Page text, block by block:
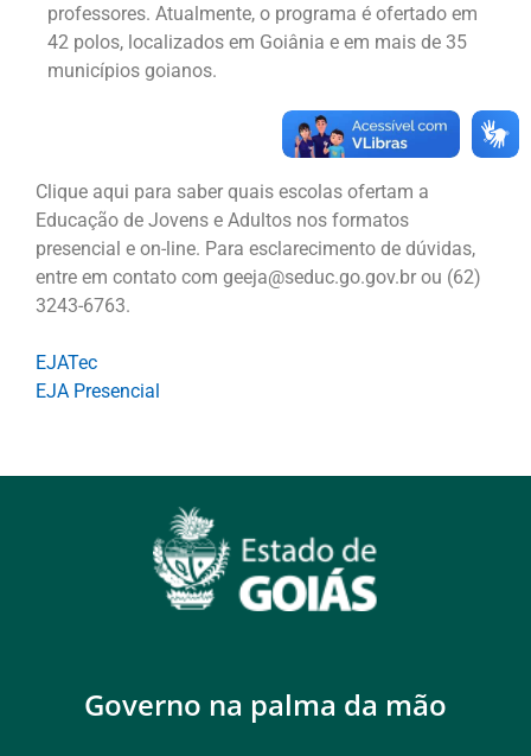
professores. Atualmente, o programa é ofertado em
42 polos, localizados em Goiânia e em mais de 35
municípios goianos.
Clique aqui para saber quais escolas ofertam a
Educação de Jovens e Adultos nos formatos
presencial e on-line. Para esclarecimento de dúvidas,
entre em contato com geeja@seduc.go.gov.br ou (62)
3243-6763.
EJATec
EJA Presencial
Governo na palma da mão